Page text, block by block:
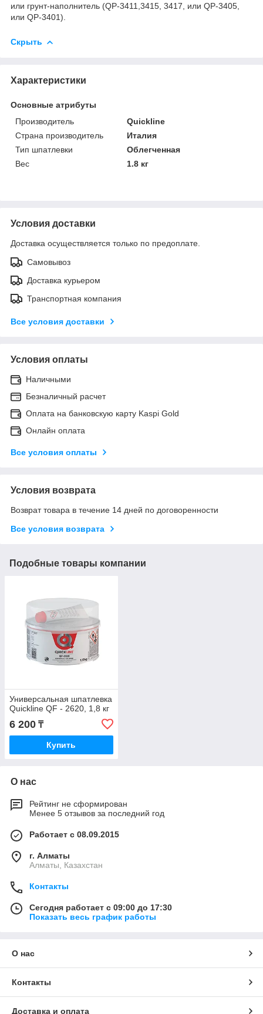
или грунт-наполнитель (QP-3411,3415, 3417, или QP-3405,
или QP-3401).
Скрыть
Характеристики
Основные атрибуты
Производитель
Quickline
Страна производитель
Италия
Тип шпатлевки
Облегченная
Вес
1.8 кг
Условия доставки
Доставка осуществляется только по предоплате.
Самовывоз
Доставка курьером
Транспортная компания
Все условия доставки
Условия оплаты
Наличными
Безналичный расчет
Оплата на банковскую карту Kaspi Gold
Онлайн оплата
Все условия оплаты
Условия возврата
Возврат товара в течение 14 дней по договоренности
Все условия возврата
Подобные товары компании
Универсальная шпатлевка
Quickline QF - 2620, 1,8 кг
6 200 ₸
Купить
О нас
Рейтинг не сформирован
Менее 5 отзывов за последний год
Работает с 08.09.2015
г. Алматы
Алматы, Казахстан
Контакты
Сегодня работает с 09:00 до 17:30
Показать весь график работы
О нас
Контакты
Доставка и оплата